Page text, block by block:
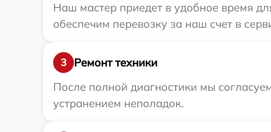
Наш мастер приедет в удобное время
обеспечим перевозку за наш счет в
3
Ремонт техники
После полной диагностики мы
устранением неполадок.